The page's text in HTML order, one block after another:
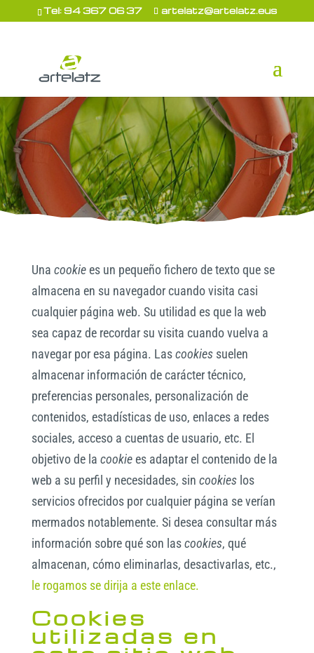
Tel: 94 367 06 37 artelatz@artelatz.eus
Una cookiees un pequeño fichero de texto que se
almacena en su navegador cuando visita casi
cualquier página web. Su utilidad es que la web
sea capaz de recordar su visita cuando vuelva a
navegar por esa página. Lascookiessuelen
almacenar información de carácter técnico,
preferencias personales, personalización de
contenidos, estadísticas de uso, enlaces a redes
sociales, acceso a cuentas de usuario, etc. El
objetivo de la cookiees adaptar el contenido de la
web a su perfil y necesidades, sin cookieslos
servicios ofrecidos por cualquier página se verían
mermados notablemente. Si desea consultar más
información sobre qué son lascookies, qué
almacenan, cómo eliminarlas, desactivarlas, etc.,
le rogamos se dirija a este enlace.
Cookies
utilizadas en